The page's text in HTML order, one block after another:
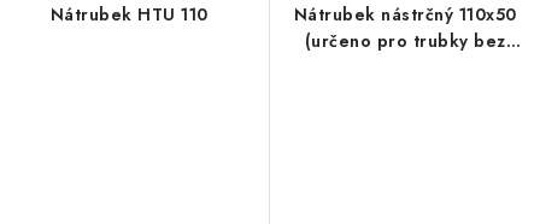
Nátrubek HTU 110
Nátrubek nástrčný 110x50
(určeno pro trubky bez